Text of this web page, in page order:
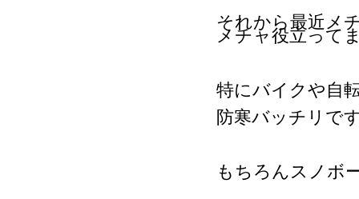
それから最近メ
メチャ役立って
特にバイクや自
防寒バッチリで
もちろんスノボ